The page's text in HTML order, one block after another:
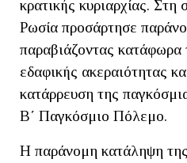
κρατικής κυριαρχίας. Στη
Ρωσία προσάρτησε
παραβιάζοντας
εδαφικής ακεραιότητας
κατάρρευση της
Β΄ Παγκόσμιο Πόλεμο.
Η παράνομη κατάληψη